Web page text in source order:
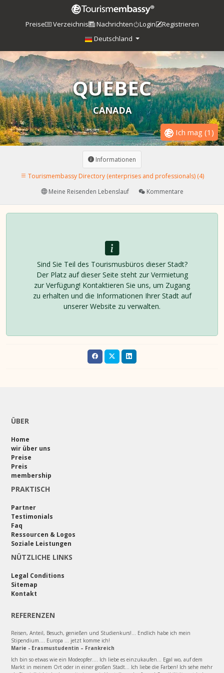
Preise Verzeichnis Nachrichten Login
Registrieren
Deutschland
QUEBEC
CANADA
Ich mag (1 )
Informationen
Tourismembassy Directory (enterprises and professionals) (4)
Meine Reisenden Lebenslauf
Kommentare
Sind Sie Teil des Tourismusbüros dieser Stadt?
Der Platz auf dieser Seite steht zur Vermietung
zur Verfügung! Kontaktieren Sie uns, um Zugang
zu erhalten und die Informationen Ihrer Stadt auf
unserer Website zu verwalten.
ÜBER
Home
wir über uns
Preise
Preis
membership
PRAKTISCH
Partner
Testimonials
Faq
Ressourcen & Logos
Soziale Leistungen
NÜTZLICHE LINKS
Legal Conditions
Sitemap
Kontakt
REFERENZEN
Reisen, Anteil, Besuch, genießen und Studienkurs!... Endlich habe ich mein
Stipendium.... Europa ... jetzt komme ich!
Marie - Erasmustudentin – Frankreich
Ich bin so etwas wie ein Modeopfer.... Ich liebe es einzukaufen... Egal wo, auf dem
Markt in meinem Ort oder in einer großen Stadt... Ich liebe die Farben! Ich sehe mehr